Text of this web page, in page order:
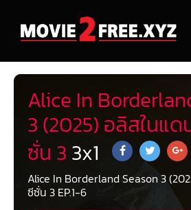
Alice In
3 (2025) อลิสในแ
ซั่น 3 3x1
Alice In Borderland Season 3
ซีซั่น 3 EP.1-6